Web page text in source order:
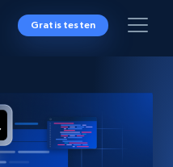
Gratis testen